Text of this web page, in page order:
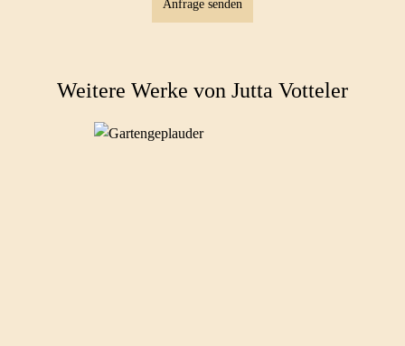
Anfrage senden
Weitere Werke von Jutta Votteler